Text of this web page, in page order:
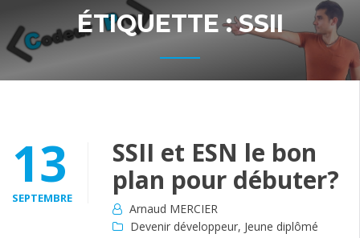
Formations
Entreprise
Me
contacter
ÉTIQUETTE :SSII
13
SEPTEMBRE
SSII et ESN le bon
plan pour débuter?
Arnaud MERCIER
Devenir développeur, Jeune diplômé